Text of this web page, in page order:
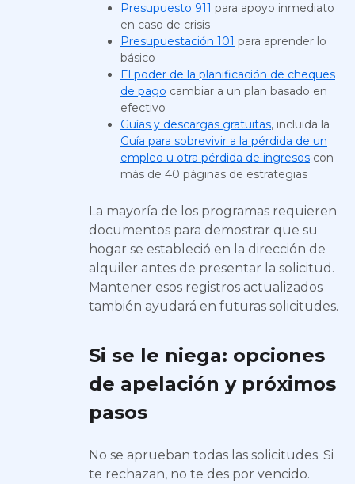
Presupuesto 911 para apoyo inmediato
en caso de crisis
Presupuestación 101 para aprender lo
básico
El poder de la planificación de cheques
de pago cambiar a un plan basado en
efectivo
Guías y descargas gratuitas, incluida la
Guía para sobrevivir a la pérdida de un
empleo u otra pérdida de ingresos con
más de 40 páginas de estrategias
La mayoría de los programas requieren
documentos para demostrar que su
hogar se estableció en la dirección de
alquiler antes de presentar la solicitud.
Mantener esos registros actualizados
también ayudará en futuras solicitudes.
Si se le niega: opciones
de apelación y próximos
pasos
No se aprueban todas las solicitudes. Si
te rechazan, no te des por vencido.